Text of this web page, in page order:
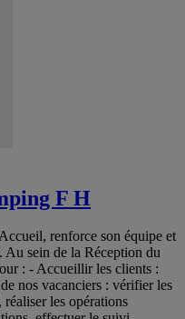
F H
renforce son équipe et
Au sein de la Réception du
: - Accueillir les clients :
nos vacanciers : vérifier les
les opérations